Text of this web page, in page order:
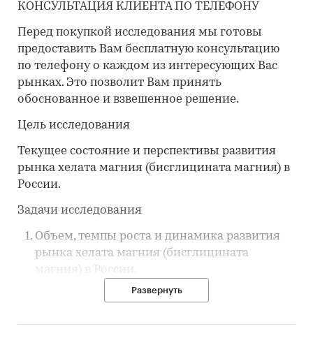
КОНСУЛЬТАЦИЯ КЛИЕНТА ПО ТЕЛЕФОНУ
Перед покупкой исследования мы готовы
предоставить Вам бесплатную консультацию
по телефону о каждом из интересующих Вас
рынках. Это позволит Вам принять
обоснованное и взвешенное решение.
Цель исследования
Текущее состояние и перспективы развития
рынка хелата магния (бисглицината магния) в
России.
Задачи исследования
Объем, темпы роста и динамика развития
рынка хелата магния (бисглицината
магния) в России.
Объем импорта в Россию и экспорта из
магния)
Развернуть